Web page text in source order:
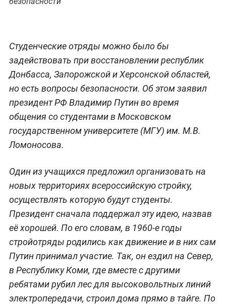
Студенческие отряды можно было бы
задействовать при восстановлении республик
Донбасса, Запорожской и Херсонской областей,
но есть вопросы безопасности. Об этом заявил
президент РФ Владимир Путин во время
общения со студентами в Московском
государственном университете (МГУ) им. М.В.
Ломоносова.
Один из учащихся предложил организовать на
новых территориях всероссийскую стройку,
осуществлять которую будут студенты.
Президент сначала поддержал эту идею, назвав
её хорошей. По его словам, в 1960-е годы
стройотряды родились как движение и в них сам
Путин принимал участие. Так, он ездил на Cевер,
в Республику Коми, где вместе с другими
ребятами рубил лес для высоковольтных линий
электропередачи, строил дома прямо в тайге. По